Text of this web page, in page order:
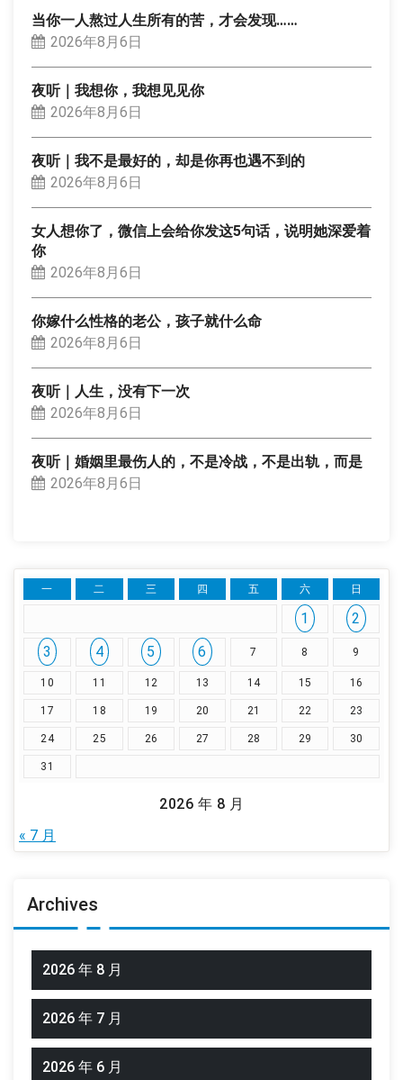
当你一人熬过人生所有的苦，才会发现……
2026年8月6日
夜听｜我想你，我想见见你
2026年8月6日
夜听｜我不是最好的，却是你再也遇不到的
2026年8月6日
女人想你了，微信上会给你发这5句话，说明她深爱着
你
2026年8月6日
你嫁什么性格的老公，孩子就什么命
2026年8月6日
夜听｜人生，没有下一次
2026年8月6日
夜听｜婚姻里最伤人的，不是冷战，不是出轨，而是
2026年8月6日
2026 年 8 月
一 二 三 四 五 六 日
1
2
3
4 5 6 7 8 9
10 11 12 13 14 15 16
17 18 19 20 21 22 23
24 25 26 27 28 29 30
31
« 7 月
Archives
2026 年 8 月
2026 年 7 月
2026 年 6 月